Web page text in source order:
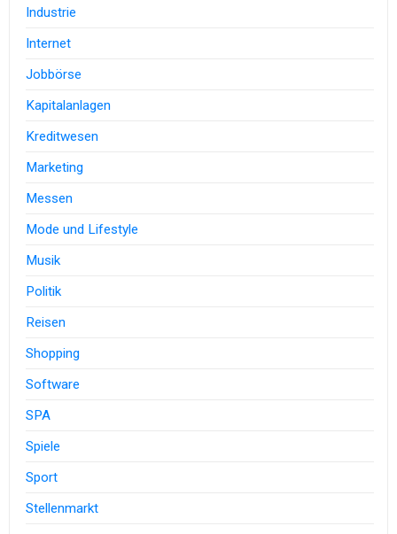
Industrie
Internet
Jobbörse
Kapitalanlagen
Kreditwesen
Marketing
Messen
Mode und Lifestyle
Musik
Politik
Reisen
Shopping
Software
SPA
Spiele
Sport
Stellenmarkt